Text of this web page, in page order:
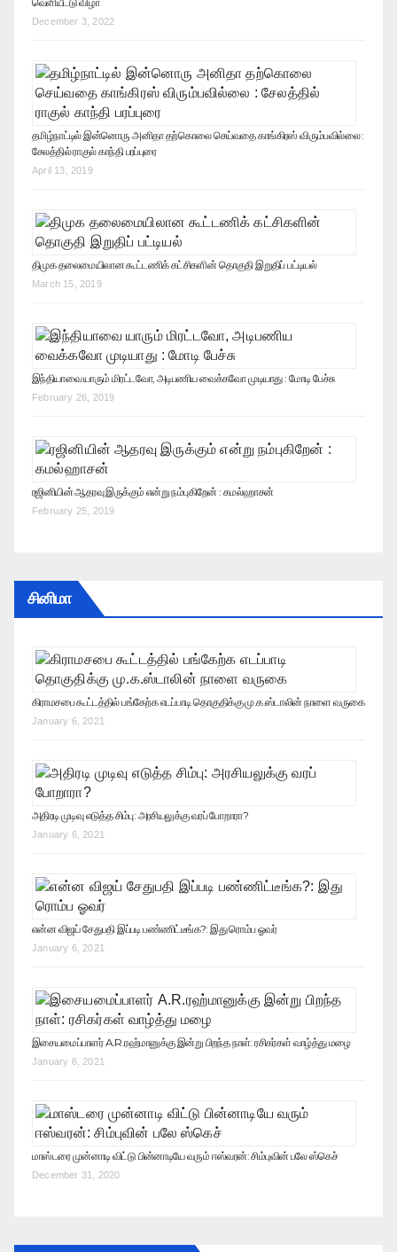
December 3, 2022
தமிழ்நாட்டில் இன்னொரு அனிதா தற்கொலை செய்வதை காங்கிரஸ் விரும்பவில்லை :
சேலத்தில் ராகுல் காந்தி பரப்புரை
April 13, 2019
திமுக தலைமையிலான கூட்டணிக் கட்சிகளின் தொகுதி இறுதிப் பட்டியல்
March 15, 2019
இந்தியாவை யாரும் மிரட்டவோ, அடிபணிய வைக்கவோ முடியாது : மோடி பேச்சு
February 26, 2019
ரஜினியின் ஆதரவு இருக்கும் என்று நம்புகிறேன் : கமல்ஹாசன்
February 25, 2019
சினிமா
கிராமசபை கூட்டத்தில் பங்கேற்க எடப்பாடி தொகுதிக்கு மு.க.ஸ்டாலின் நாளை வருகை
January 6, 2021
அதிரடி முடிவு எடுத்த சிம்பு: அரசியலுக்கு வரப் போறாரா?
January 6, 2021
என்ன விஜய் சேதுபதி இப்படி பண்ணிட்டீங்க?: இது ரொம்ப ஓவர்
January 6, 2021
இசையமைப்பாளர் A.R.ரஹ்மானுக்கு இன்று பிறந்த நாள்: ரசிகர்கள் வாழ்த்து மழை
January 6, 2021
மாஸ்டரை முன்னாடி விட்டு பின்னாடியே வரும் ஈஸ்வரன்: சிம்புவின் பலே ஸ்கெச்
December 31, 2020